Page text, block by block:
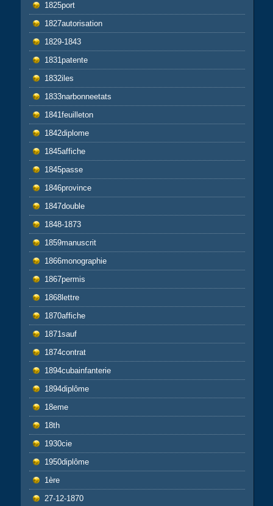
1825port
1827autorisation
1829-1843
1831patente
1832iles
1833narbonneetats
1841feuilleton
1842diplome
1845affiche
1845passe
1846province
1847double
1848-1873
1859manuscrit
1866monographie
1867permis
1868lettre
1870affiche
1871sauf
1874contrat
1894cubainfanterie
1894diplôme
18eme
18th
1930cie
1950diplôme
1ère
27-12-1870